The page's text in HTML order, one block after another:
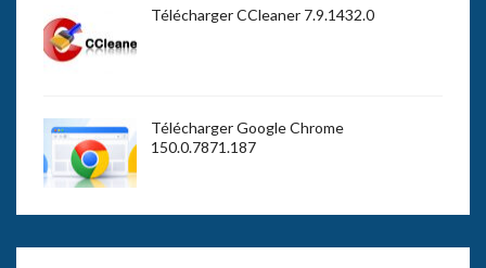
Télécharger CCleaner 7.9.1432.0
Télécharger Google Chrome
150.0.7871.187